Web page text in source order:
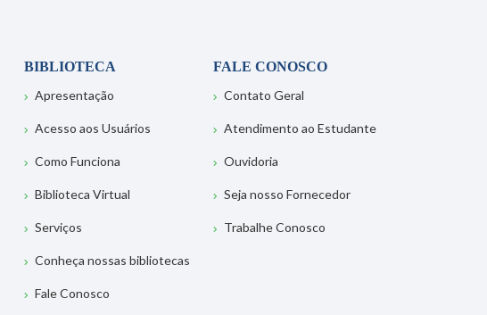
BIBLIOTECA
Apresentação
Acesso aos Usuários
Como Funciona
Biblioteca Virtual
Serviços
Conheça nossas bibliotecas
Fale Conosco
FALE CONOSCO
Contato Geral
Atendimento ao Estudante
Ouvidoria
Seja nosso Fornecedor
Trabalhe Conosco